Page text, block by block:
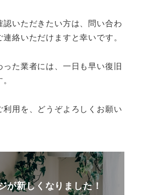
認いただきたい方は、問い合わ
絡いただけますと幸いです。
った業者には、一日も早い復旧
利用を、どうぞよろしくお願い
が新しくなりました！